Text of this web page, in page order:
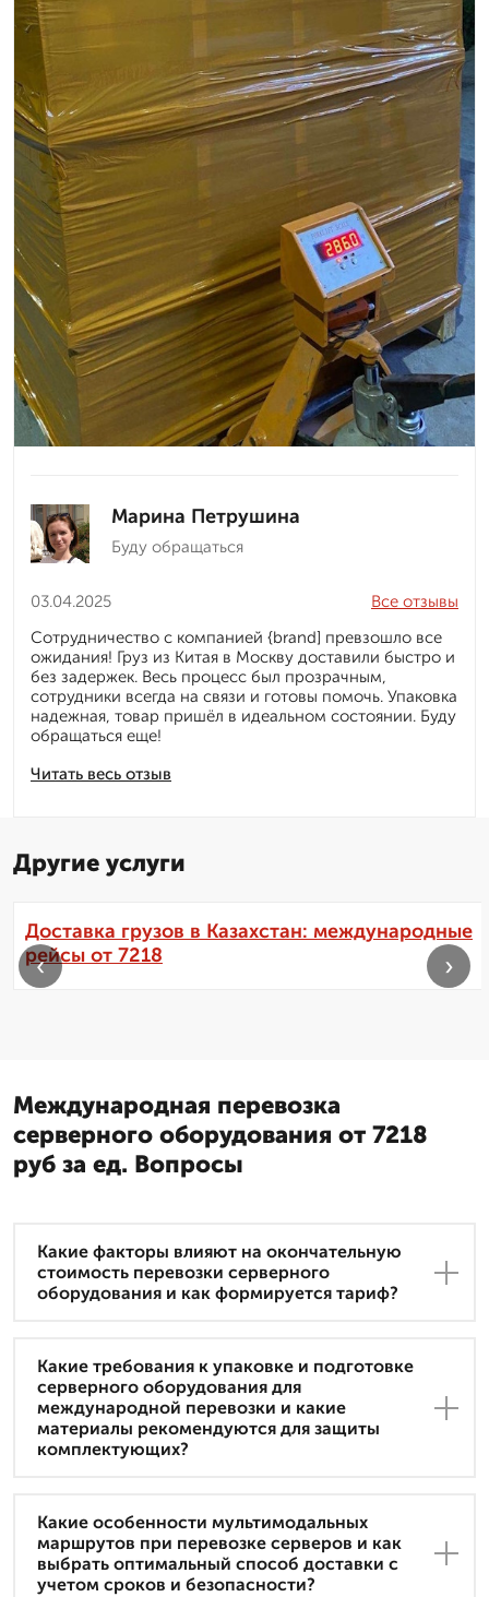
Марина Петрушина
Буду обращаться
03.04.2025
Читать весь отзыв
Все отзывы
Сотрудничество с компанией {brand] превзошло все
ожидания! Груз из Китая в Москву доставили быстро и
без задержек. Весь процесс был прозрачным,
сотрудники всегда на связи и готовы помочь. Упаковка
надежная, товар пришёл в идеальном состоянии. Буду
обращаться еще!
Другие услуги
Доставка грузов в Казахстан: международные
рейсы от 7218
‹ ›
Международная перевозка
серверного оборудования от 7218
руб за ед. Вопросы
Какие факторы влияют на окончательную
стоимость перевозки серверного
оборудования и как формируется тариф?
Какие требования к упаковке и подготовке
серверного оборудования для
международной перевозки и какие
материалы рекомендуются для защиты
комплектующих?
Какие особенности мультимодальных
маршрутов при перевозке серверов и как
выбрать оптимальный способ доставки с
учетом сроков и безопасности?